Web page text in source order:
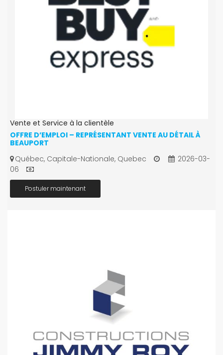
Vente et Service à la clientèle
OFFRE D’EMPLOI – REPRÉSENTANT VENTE AU DÉTAIL À
BEAUPORT
Québec, Capitale-Nationale, Quebec
2026-03-
06
Postuler maintenant